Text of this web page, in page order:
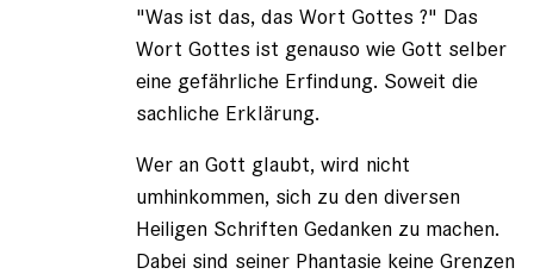
Gerhard
(nicht
"Was ist das, das Wort Gottes ?" Das
Wort Gottes ist genauso wie Gott selber
eine gefährliche Erfindung. Soweit die
sachliche Erklärung.
Wer an Gott glaubt, wird nicht
umhinkommen, sich zu den diversen
Heiligen Schriften Gedanken zu machen.
Dabei sind seiner Phantasie keine Grenzen